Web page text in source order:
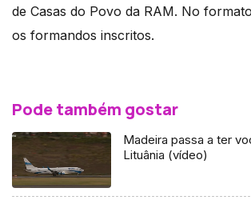
de Casas do Povo da RAM. No
os formandos inscritos.
Pode também gostar
Madeira passa a ter
Lituânia (vídeo)